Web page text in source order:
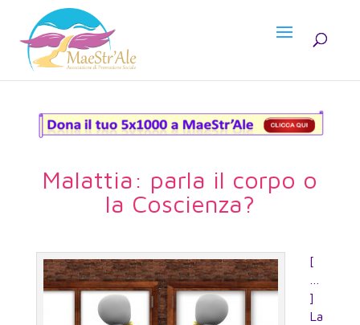
Malattia: parla il corpo o
la Coscienza?
[
]
La